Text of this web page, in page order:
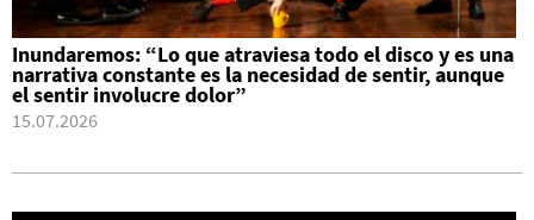
Inundaremos: “Lo que atraviesa todo el disco y es una
narrativa constante es la necesidad de sentir, aunque
el sentir involucre dolor”
15.07.2026